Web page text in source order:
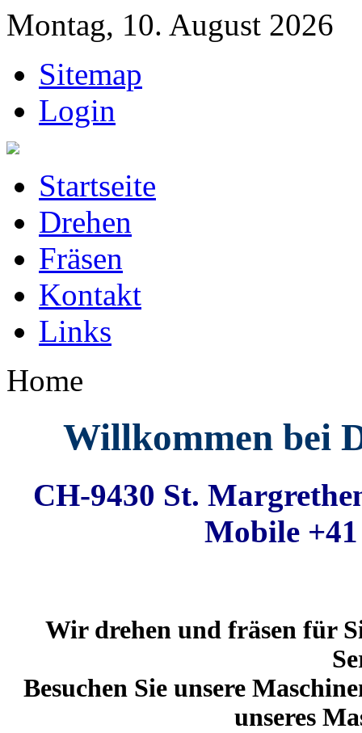
Montag, 10. August 2026
Sitemap
Login
Startseite
Drehen
Fräsen
Kontakt
Links
Home
Willkommen bei
CH-9430 St.
Mobile +41
Wir drehen und fräsen für
Besuchen Sie unsere
unseres